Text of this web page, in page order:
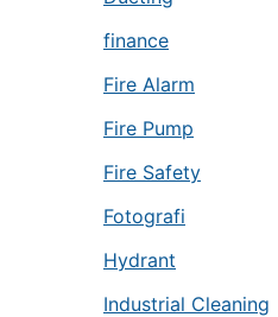
finance
Fire Alarm
Fire Pump
Fire Safety
Fotografi
Hydrant
Industrial Cleaning